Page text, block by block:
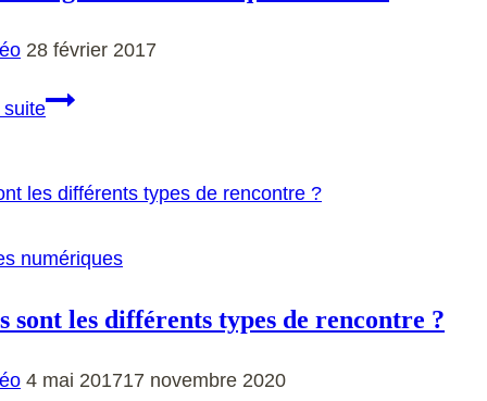
28 février 2017
suiteComment
musique
un
numériques
sont les différents types de rencontre ?
4 mai 201717 novembre 2020